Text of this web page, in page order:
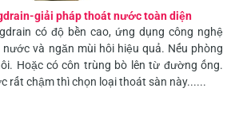
giải pháp thoát nước toàn diện
có độ bền cao, ứng dụng công nghệ
và ngăn mùi hôi hiệu quả. Nếu phòng
Hoặc có côn trùng bò lên từ đường ống.
rất chậm thì chọn loại thoát sàn này......